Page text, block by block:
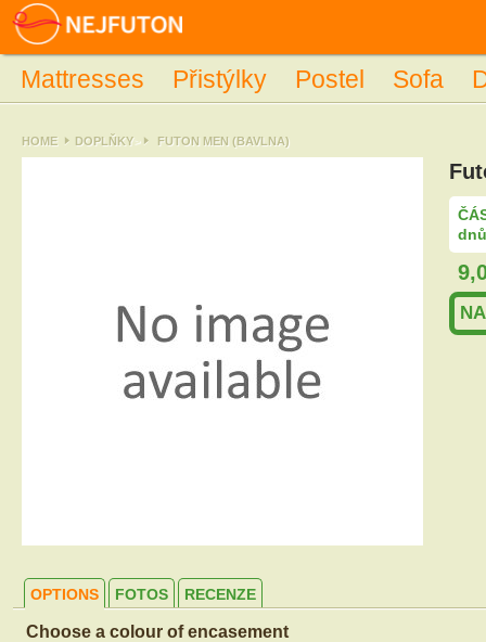
Mattresses Přistýlky Postel Sofa
HOME DOPLŇKY> FUTON MEN (BAVLNA)
OPTIONS FOTOS RECENZE
Choose a colour of encasement